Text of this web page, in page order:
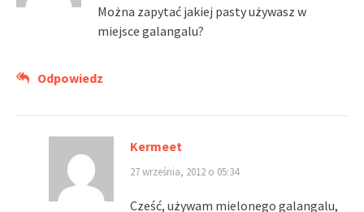
Można zapytać jakiej pasty używasz w
miejsce galangalu?
Odpowiedz
Kermeet
27 września, 2012 o 05:34
Cześć, używam mielonego galangalu,